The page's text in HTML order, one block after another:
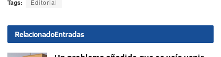
Tags: Editorial
RelacionadoEntradas